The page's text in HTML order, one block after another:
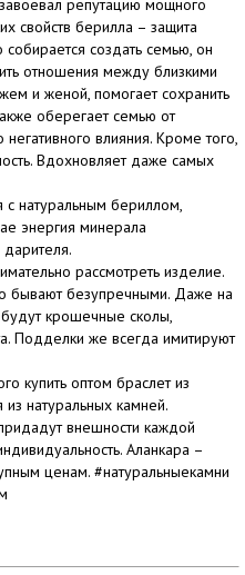
репутацию мощного
свойств берилла – защита
собирается создать семью, он
отношения между близкими
и женой, помогает сохранить
оберегает семью от
негативного влияния. Кроме того,
Вдохновляет даже самых
натуральным бериллом,
энергия минерала
рассмотреть изделие.
бывают безупречными. Даже на
крошечные сколы,
Подделки же всегда имитируют
купить оптом браслет из
натуральных камней.
внешности каждой
Аланкара –
ценам. #натуральныекамни